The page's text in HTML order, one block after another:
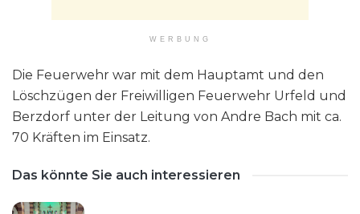
WERBUNG
Die Feuerwehr war mit dem Hauptamt und den
Löschzügen der Freiwilligen Feuerwehr Urfeld und
Berzdorf unter der Leitung von Andre Bach mit ca.
70 Kräften im Einsatz.
Das könnte Sie auch interessieren